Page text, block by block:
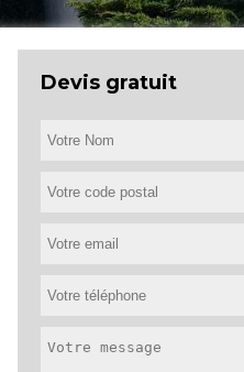
Devis gratuit